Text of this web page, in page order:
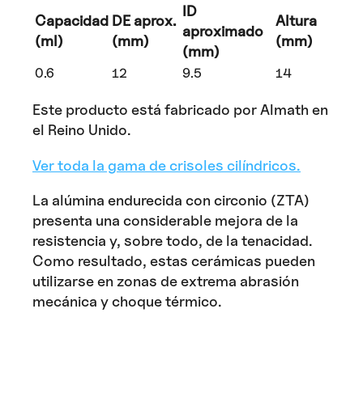
Capacidad
(ml)
DE aprox.
(mm)
ID
aproximado
(mm)
Altura
(mm)
0.6 12 9.5 14
Este producto está fabricado por Almath en
el Reino Unido.
Ver toda la gama de crisoles cilíndricos.
La alúmina endurecida con circonio (ZTA)
presenta una considerable mejora de la
resistencia y, sobre todo, de la tenacidad.
Como resultado, estas cerámicas pueden
utilizarse en zonas de extrema abrasión
mecánica y choque térmico.